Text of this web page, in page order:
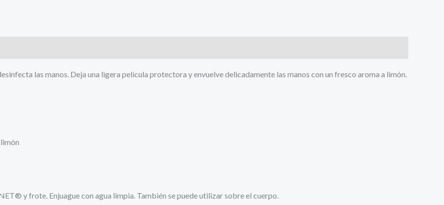
las manos. Deja una ligera película protectora y envuelve delicadamente las manos con un fresco aroma a limón.
y frote. Enjuague con agua limpia. También se puede utilizar sobre el cuerpo.